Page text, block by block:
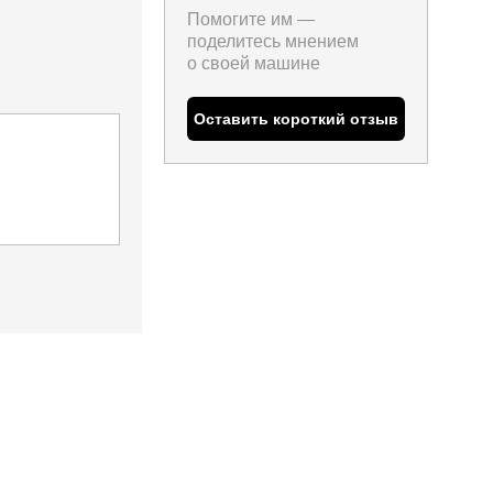
Помогите им —
поделитесь мнением
о своей машине
Оставить короткий отзыв